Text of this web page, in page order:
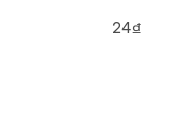
24₫